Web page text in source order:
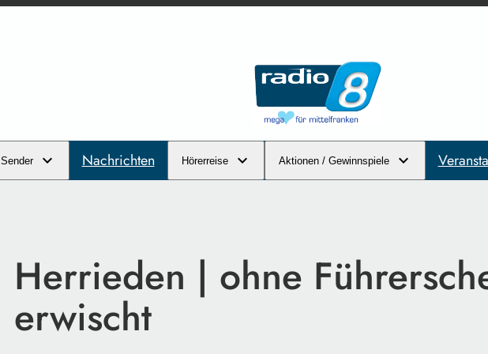
Sender Nachrichten Hörerreise Aktionen / Gewinnspiele
Herrieden | ohne
erwischt